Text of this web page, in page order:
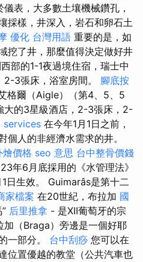
表，大多數土壤機械鑽孔，
採樣，井深入，岩石和卵石土
優化 台灣用語 重要的是，如
挖了井，那麼值得決定做好井
部的1-1夜過境住宿，瑞士中
3張床，浴室房間。 腳底按
格爾（Aigle）（第4、5、5
大的3星級酒店，2-3張床，2-
services 在今年1月1日之前，
個人的非經濟水需求的井。
價格 seo 意思 台中整骨價錢
年6月底採用的《水管理法》
日生效。 Guimarâs是第十二
家檔案 在20世紀，布拉加 國
后里推拿 - 是XII葡萄牙的宗
加（Braga）旁邊是一個好耶
一部分。 台中刮痧 您可以在
位置優越的教堂（公共汽車也